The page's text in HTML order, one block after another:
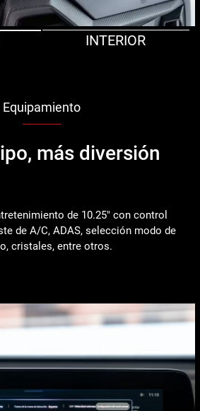
INTERIOR
Equipamiento
más diversión
de 10.25" con control
de A/C, ADAS, selección modo de
cristales, entre otros.